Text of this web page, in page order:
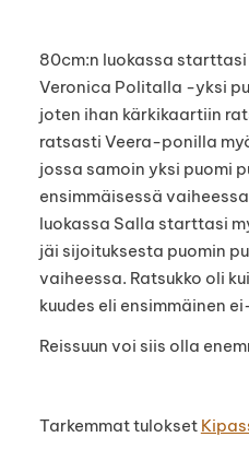
80cm:n luokassa
Veronica Politalla -yksi
joten ihan kärkikaartiin
ratsasti Veera-ponilla
jossa samoin yksi puomi
ensimmäisessä
luokassa Salla starttasi
jäi sijoituksesta puomin
vaiheessa. Ratsukko oli
kuudes eli ensimmäinen
Reissuun voi siis olla
Tarkemmat tulokset